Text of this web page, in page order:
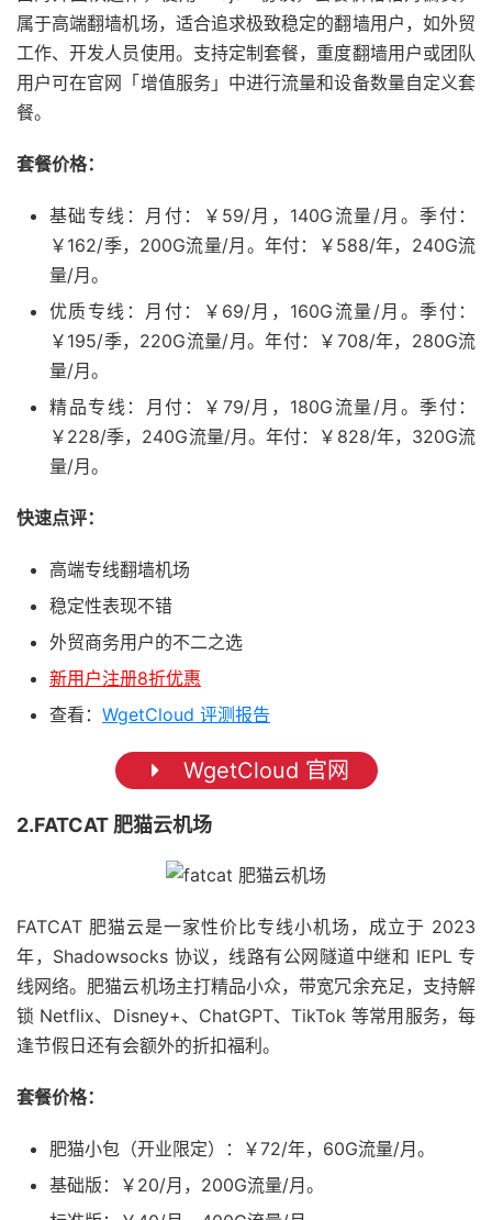
属于高端翻墙机场，适合追求极致稳定的翻墙用户，如外贸
工作、开发人员使用。支持定制套餐，重度翻墙用户或团队
用户可在官网「增值服务」中进行流量和设备数量自定义套
餐。
套餐价格：
基础专线：月付：￥59/月，140G流量/月。季付：
￥162/季，200G流量/月。年付：￥588/年，240G流
量/月。
优质专线：月付：￥69/月，160G流量/月。季付：
￥195/季，220G流量/月。年付：￥708/年，280G流
量/月。
精品专线：月付：￥79/月，180G流量/月。季付：
￥228/季，240G流量/月。年付：￥828/年，320G流
量/月。
快速点评：
高端专线翻墙机场
稳定性表现不错
外贸商务用户的不二之选
新用户注册8折优惠
查看： WgetCloud 评测报告
WgetCloud 官网
2.FATCAT 肥猫云机场
FATCAT 肥猫云是一家性价比专线小机场，成立于 2023
年，Shadowsocks 协议，线路有公网隧道中继和 IEPL 专
线网络。肥猫云机场主打精品小众，带宽冗余充足，支持解
锁 Netflix、Disney+、ChatGPT、TikTok 等常用服务，每
逢节假日还有会额外的折扣福利。
套餐价格：
肥猫小包（开业限定）：￥72/年，60G流量/月。
基础版：￥20/月，200G流量/月。